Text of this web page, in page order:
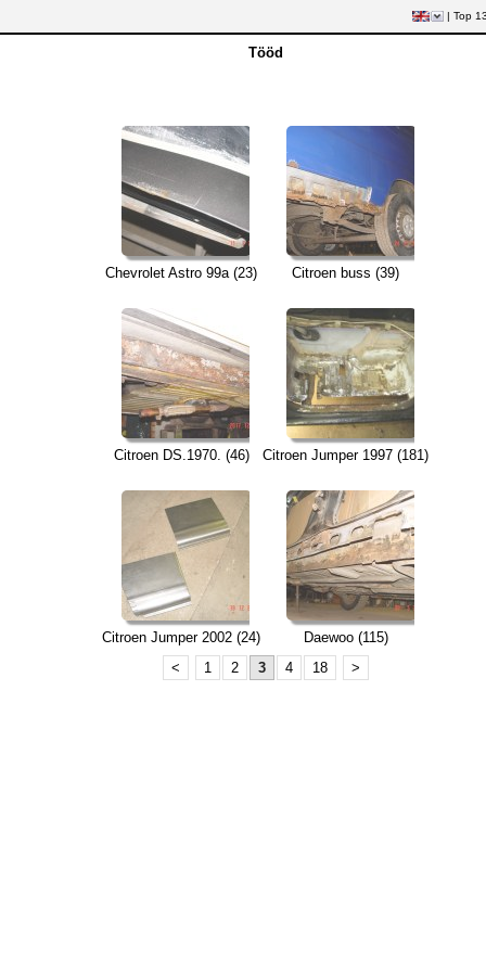
| Top
Tööd
Chevrolet Astro 99a (23) Citroen buss (39)
Citroen DS.1970. (46) Citroen Jumper 1997 (181)
Citroen Jumper 2002 (24)
Daewoo (115)
<
1 2 3 4 18 >